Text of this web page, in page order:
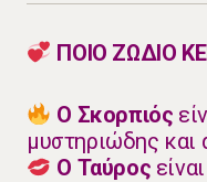
ΠΟΙΟ ΖΩΔΙΟ
Ο Σκορπιός
μυστηριώδης και
Ο Ταύρος